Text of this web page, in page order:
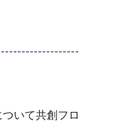
いて共創フロ